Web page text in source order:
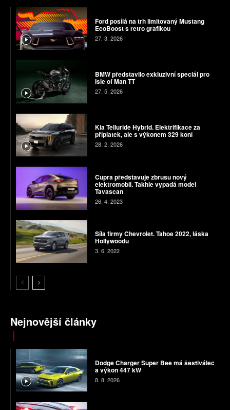
Ford posílá na trh limitovaný Mustang
EcoBoost s retro grafikou
27. 3. 2026
BMW představilo exkluzivní speciál pro
Isle of Man TT
27. 5. 2026
Kia Telluride Hybrid. Elektrifikace za
příplatek, ale s výkonem 329 koní
28. 2. 2026
Cupra představuje zbrusu nový
elektromobil. Takhle vypadá model
Tavascan
26. 4. 2023
Síla firmy Chevrolet. Tahoe 2022, láska
Hollywoodu
3. 6. 2022
Nejnovější články
Dodge Charger Super Bee má šestiválec
a výkon 447 kW
8. 8. 2026